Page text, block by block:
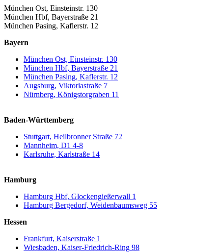
München Ost, Einsteinstr. 130
München Hbf, Bayerstraße 21
München Pasing, Kaflerstr. 12
Bayern
München Ost, Einsteinstr. 130
München Hbf, Bayerstraße 21
München Pasing, Kaflerstr. 12
Augsburg, Viktoriastraße 7
Nürnberg, Königstorgraben 11
Baden-Württemberg
Stuttgart, Heilbronner Straße 72
Mannheim, D1 4-8
Karlsruhe, Karlstraße 14
Hamburg
Hamburg Hbf, Glockengießerwall 1
Hamburg Bergedorf, Weidenbaumsweg 55
Hessen
Frankfurt, Kaiserstraße 1
Wiesbaden, Kaiser-Friedrich-Ring 98